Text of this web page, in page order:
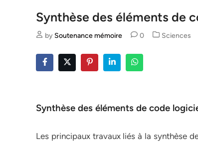
Synthèse des éléments de
by Soutenance mémoire 0
Posted
Sciences
Synthèse des éléments de code
Les principaux travaux liés à la synthèse